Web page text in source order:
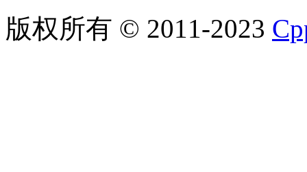
版权所有 © 2011-2023